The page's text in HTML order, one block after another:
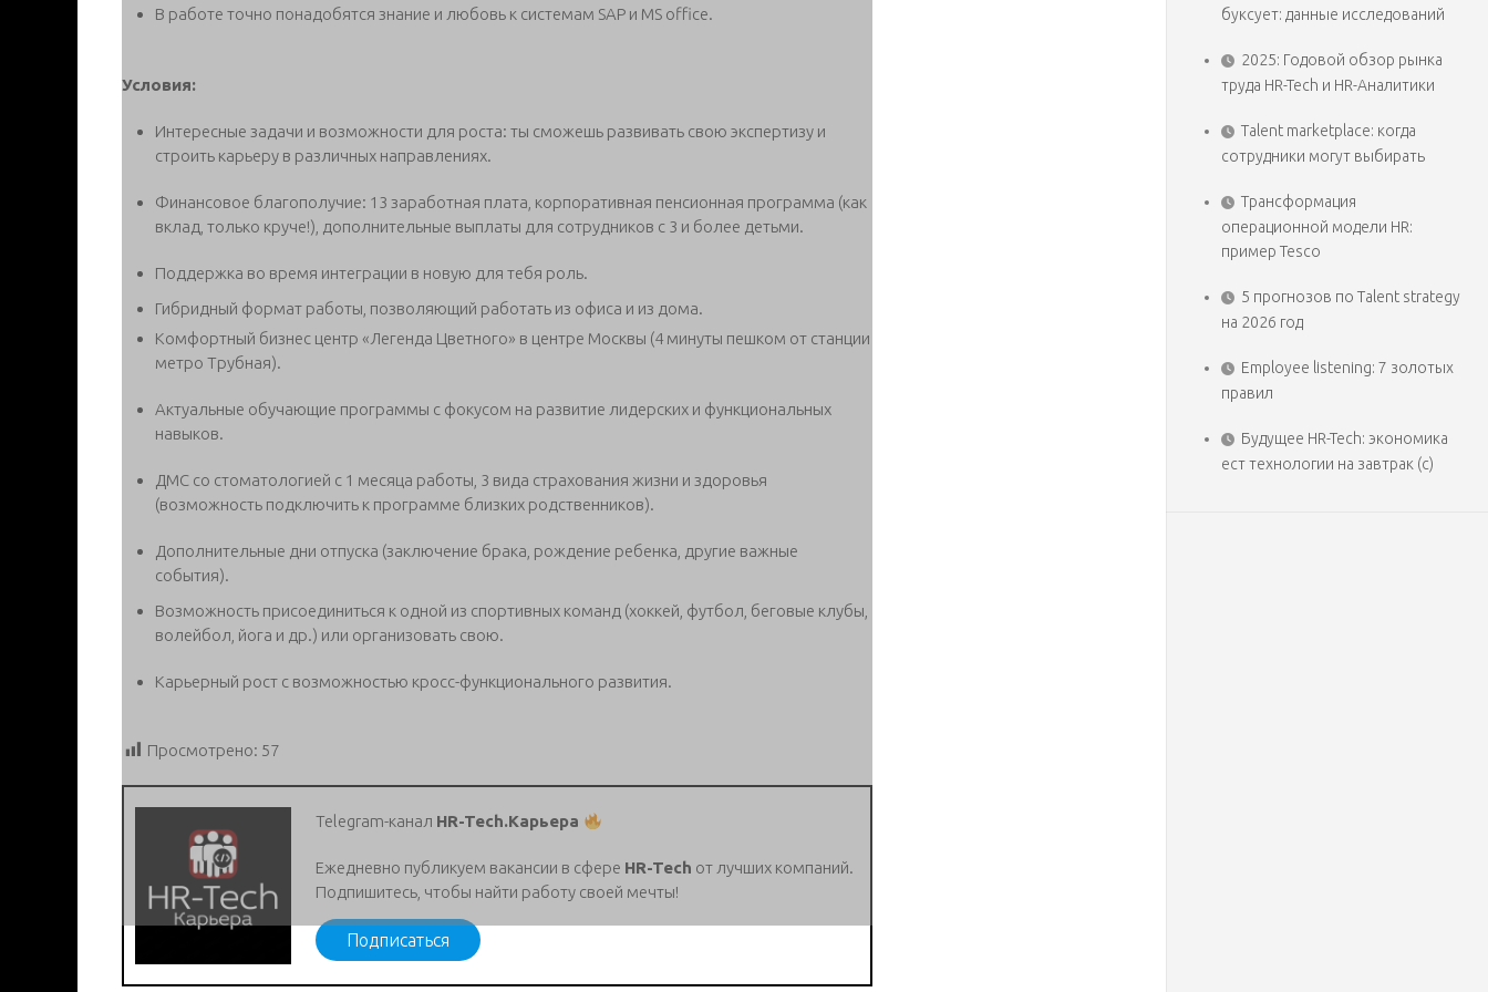
В работе точно понадобятся знание и любовь к системам SAP и MS office.
Условия:
Интересные задачи и возможности для роста: ты сможешь развивать свою экспертизу и
строить карьеру в различных направлениях.
Финансовое благополучие: 13 заработная плата, корпоративная пенсионная программа (как
вклад, только круче!), дополнительные выплаты для сотрудников с 3 и более детьми.
Поддержка во время интеграции в новую для тебя роль.
Гибридный формат работы, позволяющий работать из офиса и из дома.
Комфортный бизнес центр «Легенда Цветного» в центре Москвы (4 минуты пешком от станции
метро Трубная).
Актуальные обучающие программы с фокусом на развитие лидерских и функциональных
навыков.
ДМС со стоматологией с 1 месяца работы, 3 вида страхования жизни и здоровья
(возможность подключить к программе близких родственников).
Дополнительные дни отпуска (заключение брака, рождение ребенка, другие важные
события).
Возможность присоединиться к одной из спортивных команд (хоккей, футбол, беговые клубы,
волейбол, йога и др.) или организовать свою.
Карьерный рост с возможностью кросс-функционального развития.
Просмотрено: 57
Telegram-канал HR-Tech.Карьера
Ежедневно публикуем вакансии в сфере HR-Tech от лучших компаний.
Подпишитесь, чтобы найти работу своей мечты!
Подписаться
буксует: данные исследований
2025: Годовой обзор рынка
труда HR-Tech и HR-Аналитики
Talent marketplace: когда
сотрудники могут выбирать
Трансформация
операционной модели HR:
пример Tesco
5 прогнозов по Talent strategy
на 2026 год
Employee listening: 7 золотых
правил
Будущее HR-Tech: экономика
ест технологии на завтрак (с)